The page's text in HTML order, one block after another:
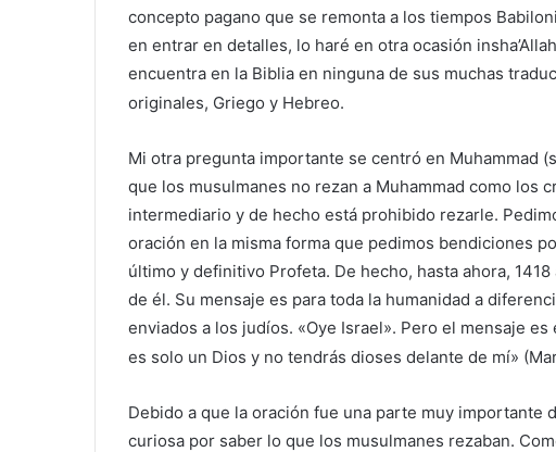
concepto pagano que se remonta a los tiempos
en entrar en detalles, lo haré en otra ocasión
encuentra en la Biblia en ninguna de sus muchas
originales, Griego y Hebreo.
Mi otra pregunta importante se centró en Muhammad
que los musulmanes no rezan a Muhammad como los
intermediario y de hecho está prohibido rezarle.
oración en la misma forma que pedimos bendiciones
último y definitivo Profeta. De hecho, hasta ahora,
de él. Su mensaje es para toda la humanidad a
enviados a los judíos. «Oye Israel». Pero el mensaje
es solo un Dios y no tendrás dioses delante de mí»
Debido a que la oración fue una parte muy importante
curiosa por saber lo que los musulmanes rezaban.